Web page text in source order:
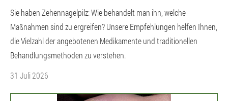
Sie haben Zehennagelpilz: Wie behandelt man ihn, welche
Maßnahmen sind zu ergreifen? Unsere Empfehlungen helfen Ihnen,
die Vielzahl der angebotenen Medikamente und traditionellen
Behandlungsmethoden zu verstehen.
31 Juli 2026